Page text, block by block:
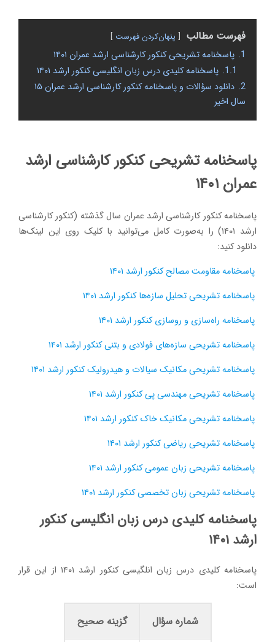
فهرست مطالب پنهان‌کردن فهرست
1. پاسخنامه تشریحی کنکور کارشناسی ارشد عمران ۱۴۰۱
1.1. پاسخنامه کلیدی درس زبان انگلیسی کنکور ارشد ۱۴۰۱
2.
دانلود سؤالات و پاسخنامه کنکور کارشناسی ارشد عمران ۱۵
سال اخیر
پاسخنامه تشریحی کنکور کارشناسی ارشد
عمران ۱۴۰۱
پاسخنامه کنکور کارشناسی ارشد عمران سال گذشته (کنکور کارشناسی
ارشد ۱۴۰۱) را به‌صورت کامل می‌توانید با کلیک روی این لینک‌ها
دانلود کنید:
پاسخنامه مقاومت مصالح کنکور ارشد ۱۴۰۱
پاسخنامه تشریحی تحلیل سازه‌ها کنکور ارشد ۱۴۰۱
پاسخنامه راه‌سازی و روسازی کنکور ارشد ۱۴۰۱
پاسخنامه تشریحی سازه‌های فولادی و بتنی کنکور ارشد ۱۴۰۱
پاسخنامه تشریحی مکانیک سیالات و هیدرولیک کنکور ارشد ۱۴۰۱
پاسخنامه تشریحی مهندسی پی کنکور ارشد ۱۴۰۱
پاسخنامه تشریحی مکانیک خاک کنکور ارشد ۱۴۰۱
پاسخنامه تشریحی ریاضی کنکور ارشد ۱۴۰۱
پاسخنامه تشریحی زبان عمومی کنکور ارشد ۱۴۰۱
پاسخنامه تشریحی زبان تخصصی کنکور ارشد ۱۴۰۱
پاسخنامه کلیدی درس زبان انگلیسی کنکور
ارشد ۱۴۰۱
پاسخنامه کلیدی درس زبان انلگیسی کنکور ارشد ۱۴۰۱ از این قرار
است:
شماره سؤال گزینه صحیح